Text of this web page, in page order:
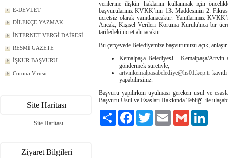
E-DEVLET
DİLEKÇE YAZMAK
İNTERNET VERGİ DAİRESİ
RESMİ GAZETE
İŞKUR BAŞVURU
Corona Virüsü
Site Haritası
Site Haritası
Ziyaret Bilgileri
verilerine ilişkin haklarını kullanmak için
başvurularınız KVKK’nın 13. Maddesinin 2.
ücretsiz olarak yanıtlanacaktır. Yanıtlarımız
Ancak, Kişisel Verileri Koruma Kurulu'nca bir
tarifedeki ücret alınacaktır.
Bu çerçevede Belediyemize başvurunuzu açık,
Kemalpaşa Belediyesi Kemalpaşa/Artvin
göndermek suretiyle,
artvinkemalpasabelediye@hs01.kep.tr
yapabilirsiniz.
Başvuru yapılırken uyulması gereken usul ve
Başvuru Usul ve Esasları Hakkında Tebliğ̆" ile
Paylaş
FacebookTwitter Email Gmail